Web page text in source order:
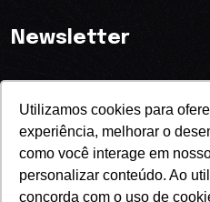
Utilizamos cookies para
experiência, melhorar o
como você interage em
personalizar conteúdo. Ao
concorda com o uso de
Newsletter
Eu concordo com o termos de